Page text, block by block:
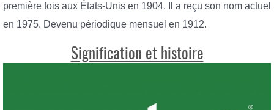
première fois aux États-Unis en 1904. Il a reçu son nom actuel
en 1975. Devenu périodique mensuel en 1912.
Signification et histoire